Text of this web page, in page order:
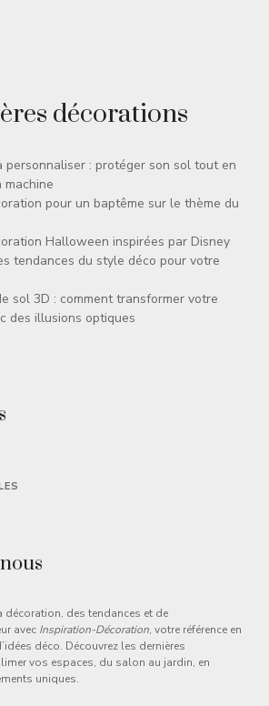
décorations
personnaliser : protéger son sol tout en
pour un baptême sur le thème du
Halloween inspirées par Disney
tendances du style déco pour votre
sol 3D : comment transformer votre
des illusions optiques
des tendances et de
avec Inspiration-Décoration, votre référence en
déco. Découvrez les dernières
vos espaces, du salon au jardin, en
uniques.